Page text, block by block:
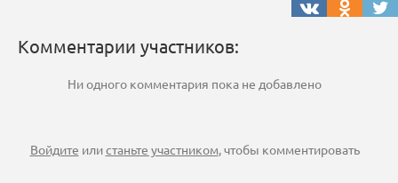
Комментарии участников:
Ни одного комментария пока не добавлено
Войдите илистаньте участником, чтобы комментировать